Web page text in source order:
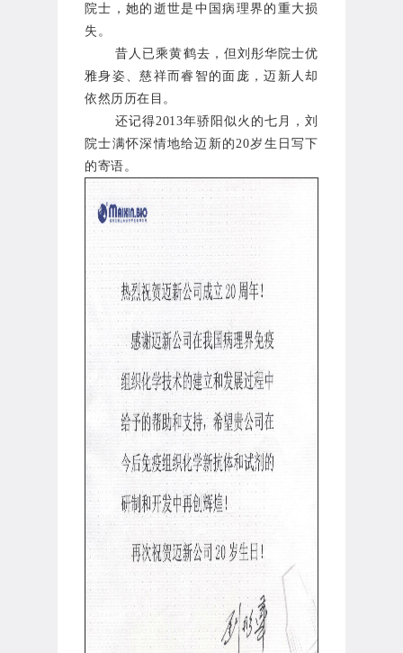
院士，她的逝世是中国病理界的重大损
失。
昔人已乘黄鹤去， 但刘彤华院士优
雅身姿、慈祥而睿智的面庞，迈新人却
依然历历在目。
还记得2013年骄阳似火的七月，刘
院士满怀深情地给迈新的20岁生日写下
的寄语。